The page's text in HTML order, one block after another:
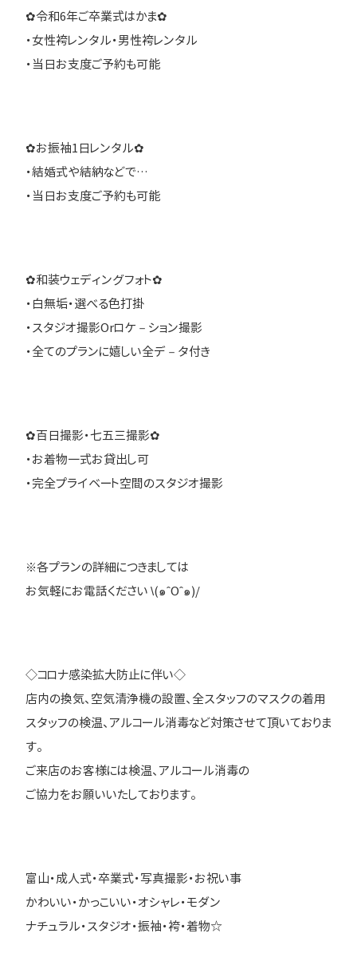
✿令和6年ご卒業式はかま✿
・女性袴レンタル・男性袴レンタル
・当日お支度ご予約も可能
✿お振袖1日レンタル✿
・結婚式や結納などで…
・当日お支度ご予約も可能
✿和装ウェディングフォト✿
・白無垢・選べる色打掛
・スタジオ撮影Orロケ－ション撮影
・全てのプランに嬉しい全デ－タ付き
✿百日撮影・七五三撮影✿
・お着物一式お貸出し可
・完全プライベート空間のスタジオ撮影
※各プランの詳細につきましては
お気軽にお電話ください \(๑ˆOˆ๑)/
◇コロナ感染拡大防止に伴い◇
店内の換気、空気清浄機の設置、全スタッフのマスクの着用
スタッフの検温、アルコール消毒など対策させて頂いておりま
す。
ご来店のお客様には検温、アルコール消毒の
ご協力をお願いいたしております。
富山・成人式・卒業式・写真撮影・お祝い事
かわいい・かっこいい・オシャレ・モダン
ナチュラル・スタジオ・振袖・袴・着物☆